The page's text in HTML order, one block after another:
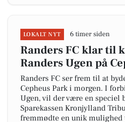
LOKALT NYT 6 timer siden
Randers FC klar til
Randers Ugen på
Randers FC ser frem til at
Cepheus Park i morgen. I
Ugen, vil der være en speciel
Sparekassen Kronjylland
fremmødte en unik